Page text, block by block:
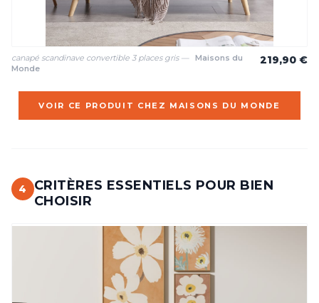
canapé scandinave convertible 3 places gris —
Maisons du
Monde
219,90 €
VOIR CE PRODUIT CHEZ MAISONS DU MONDE
4
CRITÈRES ESSENTIELS POUR BIEN
CHOISIR